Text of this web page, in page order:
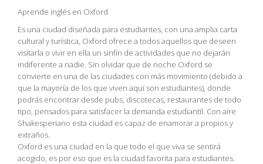
Aprende inglés en Oxford
Es una ciudad diseñada para estudiantes, con una amplia carta
cultural y turística, Oxford ofrece a todos aquellos que deseen
visitarla o vivir en ella un sinfín de actividades que no dejarán
indiferente a nadie. Sin olvidar que de noche Oxford se
convierte en una de las ciudades con más movimiento (debido a
que la mayoría de los que viven aquí son estudiantes), donde
podrás encontrar desde pubs, discotecas, restaurantes de todo
tipo, pensados para satisfacer la demanda estudiantil. Con aire
Shakesperiano esta ciudad es capaz de enamorar a propios y
extraños.
Oxford es una ciudad en la que todo el que viva se sentirá
acogido, es por eso que es la ciudad favorita para estudiantes.